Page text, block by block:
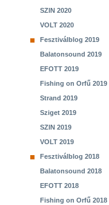
SZIN 2020
VOLT 2020
Fesztiválblog 2019
Balatonsound 2019
EFOTT 2019
Fishing on Orfű 2019
Strand 2019
Sziget 2019
SZIN 2019
VOLT 2019
Fesztiválblog 2018
Balatonsound 2018
EFOTT 2018
Fishing on Orfű 2018